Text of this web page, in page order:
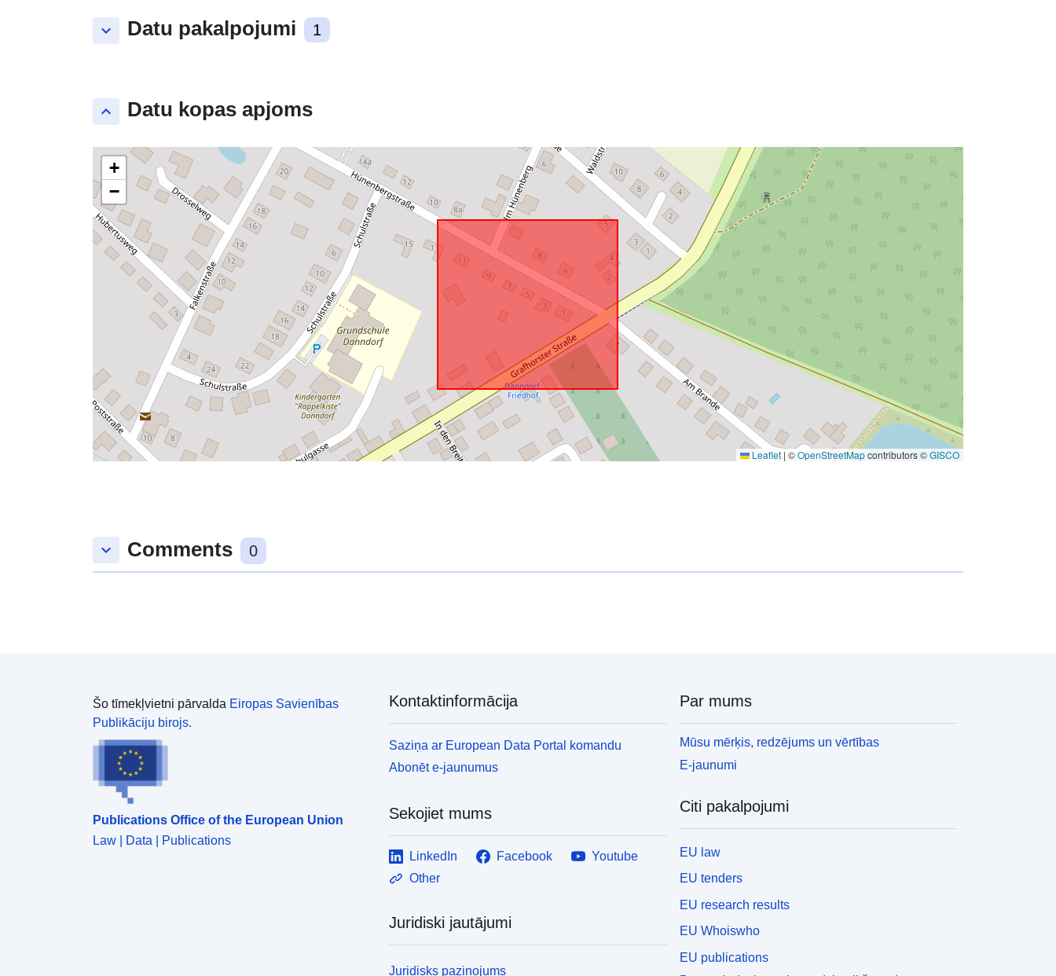
keyboard_arrow_down Datu pakalpojumi 1
keyboard_arrow_up Datu kopas apjoms
+
−
Leaflet | ©OpenStreetMapcontributors ©GISCO
keyboard_arrow_down Comments 0
Šo tīmekļvietni pārvalda Eiropas Savienības
Publikāciju birojs.
Publications Office of the European Union
Law | Data | Publications
Kontaktinformācija
Saziņa ar European Data Portal komandu
Abonēt e-jaunumus
Sekojiet mums
LinkedIn Facebook
Youtube
Other
Juridiski jautājumi
Juridisks paziņojums
Par mums
Mūsu mērķis, redzējums un vērtības
E-jaunumi
Citi pakalpojumi
EU law
EU tenders
EU research results
EU Whoiswho
EU publications